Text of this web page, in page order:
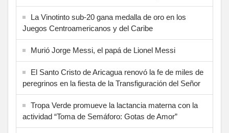
La Vinotinto sub-20 gana medalla de oro en los
Juegos Centroamericanos y del Caribe
Murió Jorge Messi, el papá de Lionel Messi
El Santo Cristo de Aricagua renovó la fe de miles de
peregrinos en la fiesta de la Transfiguración del Señor
Tropa Verde promueve la lactancia materna con la
actividad “Toma de Semáforo: Gotas de Amor”